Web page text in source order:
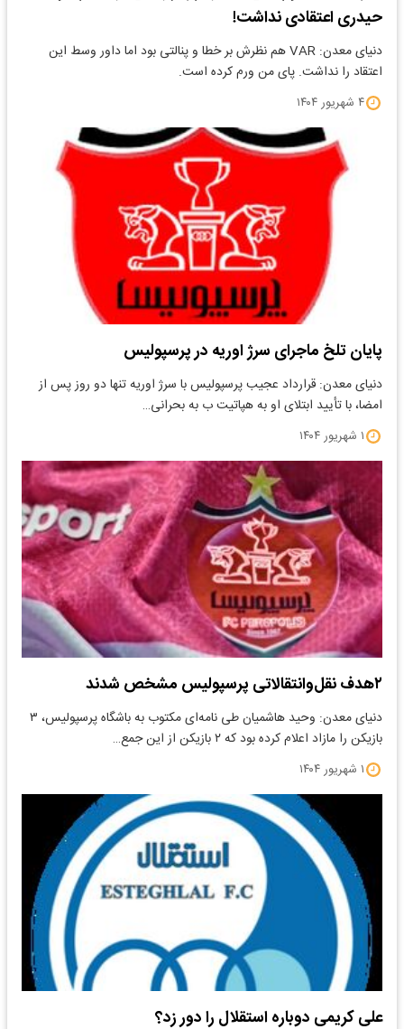
حیدری اعتقادی نداشت!
دنیای معدن: VAR هم نظرش بر خطا و پنالتی بود اما داور وسط این
اعتقاد را نداشت. پای من ورم کرده است.
۴ شهریور ۱۴۰۴
پایان تلخ ماجرای سرژ اوریه در پرسپولیس
دنیای معدن: قرارداد عجیب پرسپولیس با سرژ اوریه تنها دو روز پس از
امضا، با تأیید ابتلای او به هپاتیت ب به بحرانی…
۱ شهریور ۱۴۰۴
۲هدف نقل‌وانتقالاتی پرسپولیس مشخص شدند
دنیای معدن: وحید هاشمیان طی نامه‌ای مکتوب به باشگاه پرسپولیس، ۳
بازیکن را مازاد اعلام کرده بود که ۲ بازیکن از این جمع…
۱ شهریور ۱۴۰۴
علی کریمی دوباره استقلال را دور زد؟